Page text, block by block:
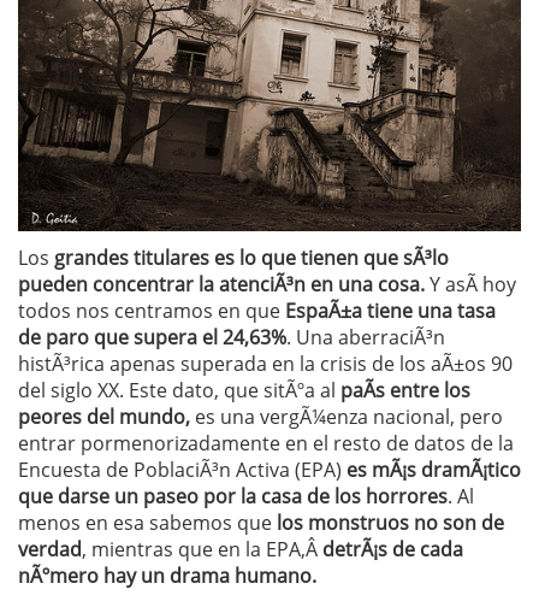
Los grandes titulares es lo que tienen que sÃ³lo
pueden concentrar la atenciÃ³n en una cosa.Y asÃ­ hoy
todos nos centramos en que EspaÃ±a tiene una tasa
de paro que supera el 24,63%. Una aberraciÃ³n
histÃ³rica apenas superada en la crisis de los aÃ±os 90
del siglo XX. Este dato, que sitÃºa al paÃ­s entre los
peores del mundo, es una vergÃ¼enza nacional, pero
entrar pormenorizadamente en el resto de datos de la
Encuesta de PoblaciÃ³n Activa (EPA) es mÃ¡s dramÃ¡tico
que darse un paseo por la casa de los horrores. Al
menos en esa sabemos que los monstruos no son de
verdad, mientras que en la EPA,Â detrÃ¡s de cada
nÃºmero hay un drama humano.